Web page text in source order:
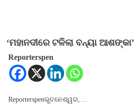
‘ମହାନଦୀରେ ଟଳିଲା ବନ୍ୟା ଆଶଙ୍କା’
Reporterspen
Reporterspenଭୁବନେଶ୍ୱର,…